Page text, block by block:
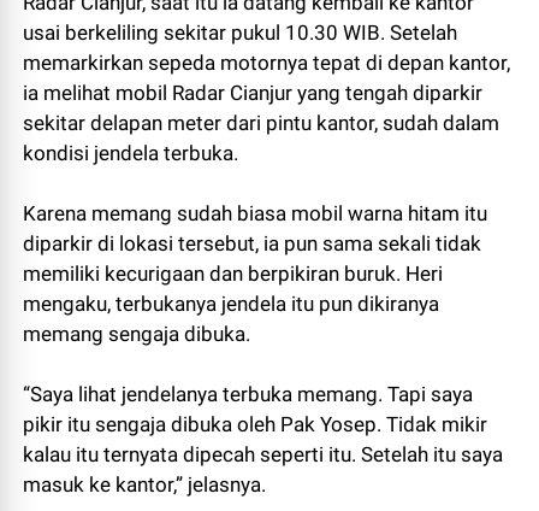
usai berkeliling sekitar pukul 10.30 WIB. Setelah
memarkirkan sepeda motornya tepat di depan kantor,
ia melihat mobil Radar Cianjur yang tengah diparkir
sekitar delapan meter dari pintu kantor, sudah dalam
kondisi jendela terbuka.
Karena memang sudah biasa mobil warna hitam itu
diparkir di lokasi tersebut, ia pun sama sekali tidak
memiliki kecurigaan dan berpikiran buruk. Heri
mengaku, terbukanya jendela itu pun dikiranya
memang sengaja dibuka.
“Saya lihat jendelanya terbuka memang. Tapi saya
pikir itu sengaja dibuka oleh Pak Yosep. Tidak mikir
kalau itu ternyata dipecah seperti itu. Setelah itu saya
masuk ke kantor,” jelasnya.